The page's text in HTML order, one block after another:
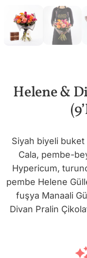
Helene &
Siyah biyeli buket
Cala, pembe-
Hypericum,
pembe Helene
fuşya Manaali
Divan Pralin